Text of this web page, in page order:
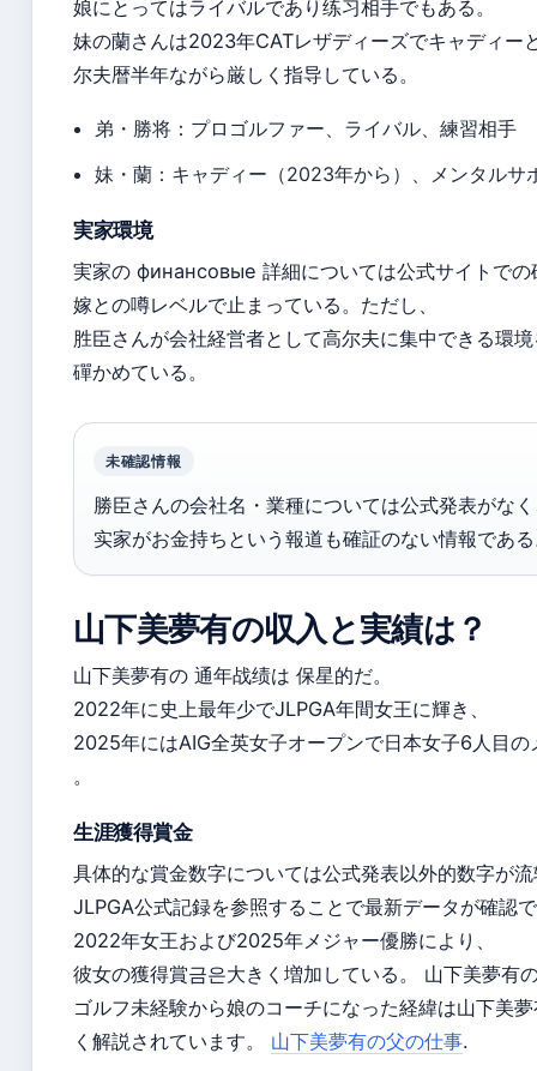
娘にとってはライバルであり练习相手でもある。
妹の蘭さんは2023年CATレザディーズでキャディー
尔夫暦半年ながら厳しく指导している。
弟・勝将：プロゴルファー、ライバル、練習相手
妹・蘭：キャディー（2023年から）、メンタルサ
実家環境
実家の финансовые 詳細については公式サイトでの
嫁との噂レベルで止まっている。ただし、
胜臣さんが会社経営者として高尔夫に集中できる環
磾かめている。
未確認情報
勝臣さんの会社名・業種については公式発表がな
实家がお金持ちという報道も確証のない情報であ
山下美夢有の収入と実績は？
山下美夢有の 通年战绩は 保星的だ。
2022年に史上最年少でJLPGA年間女王に輝き、
2025年にはAIG全英女子オープンで日本女子6人目の
。
生涯獲得賞金
具体的な賞金数字については公式発表以外的数字が
JLPGA公式記録を参照することで最新データが確認
2022年女王および2025年メジャー優勝により、
彼女の獲得賞금은大きく増加している。 山下美夢有
ゴルフ未経験から娘のコーチになった経緯は山下美
く解説されています。 山下美夢有の父の仕事.